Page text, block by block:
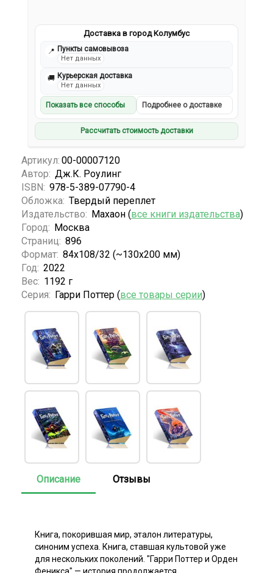
Доставка в город Колумбус
📍 Пункты самовывоза
Нет данных
🚚 Курьерская доставка
Нет данных
Показать все способы Подробнее о доставке
Рассчитать стоимость доставки
Артикул: 00-00007120
Автор: Дж.К. Роулинг
ISBN: 978-5-389-07790-4
Обложка: Твердый переплет
Издательство: Махаон (все книги издательства)
Город: Москва
Страниц: 896
Формат: 84x108/32 (~130х200 мм)
Год: 2022
Вес: 1192 г
Серия: Гарри Поттер (все товары серии)
Описание Отзывы
Книга, покорившая мир, эталон литературы,
синоним успеха. Книга, ставшая культовой уже
для нескольких поколений. "Гарри Поттер и Орден
Феникса" — история продолжается.